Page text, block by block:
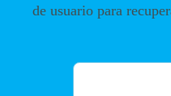
de usuario para